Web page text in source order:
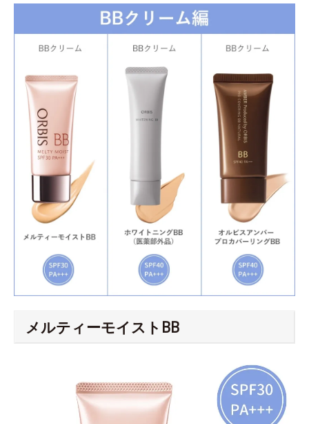
メルティーモイストBB